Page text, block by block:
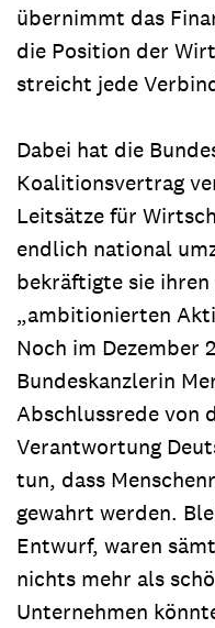
übernimmt das
die Position der
streicht jede
Dabei hat die
Koalitionsvertrag
Leitsätze für
endlich national
bekräftigte sie
„ambitionierten
Noch im Dezember
Bundeskanzlerin
Abschlussrede von
Verantwortung
tun, dass
gewahrt werden.
Entwurf, waren
nichts mehr als
Unternehmen